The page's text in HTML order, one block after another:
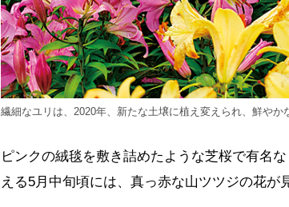
繊細なユリは、2020年、新たな土壌に植え変えられ、鮮やか
ピンクの絨毯を敷き詰めたような芝桜で有名
える5月中旬頃には、真っ赤な山ツツジの花が